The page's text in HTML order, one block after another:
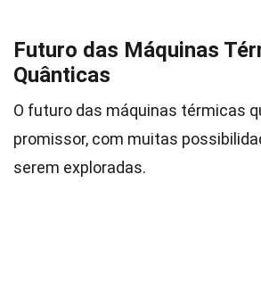
Futuro das Máquinas
Quânticas
O futuro das máquinas térmicas
promissor, com muitas
serem exploradas.